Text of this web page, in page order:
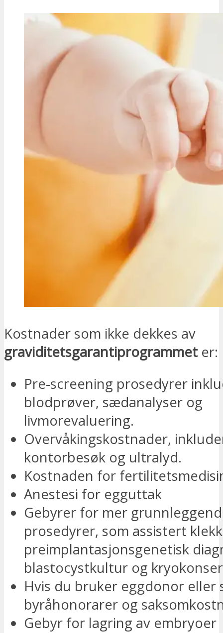
Kostnader som ikke dekkes av
graviditetsgarantiprogrammeter:
Pre-screening prosedyrer
blodprøver, sædanalyser og
livmorevaluering.
Overvåkingskostnader,
kontorbesøk og ultralyd.
Kostnaden for
Anestesi for egguttak
Gebyrer for mer
prosedyrer, som assistert
preimplantasjonsgenetisk
blastocystkultur og
Hvis du bruker eggdonor eller
byråhonorarer og
Gebyr for lagring av embryoer